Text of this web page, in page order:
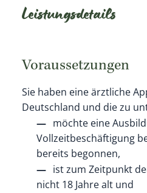
Leistungsdetails
Voraussetzungen
Sie haben eine ärztliche
Deutschland und die zu
möchte eine
Vollzeitbeschäftigung
bereits begonnen,
ist zum Zeitpunkt
nicht 18 Jahre alt und